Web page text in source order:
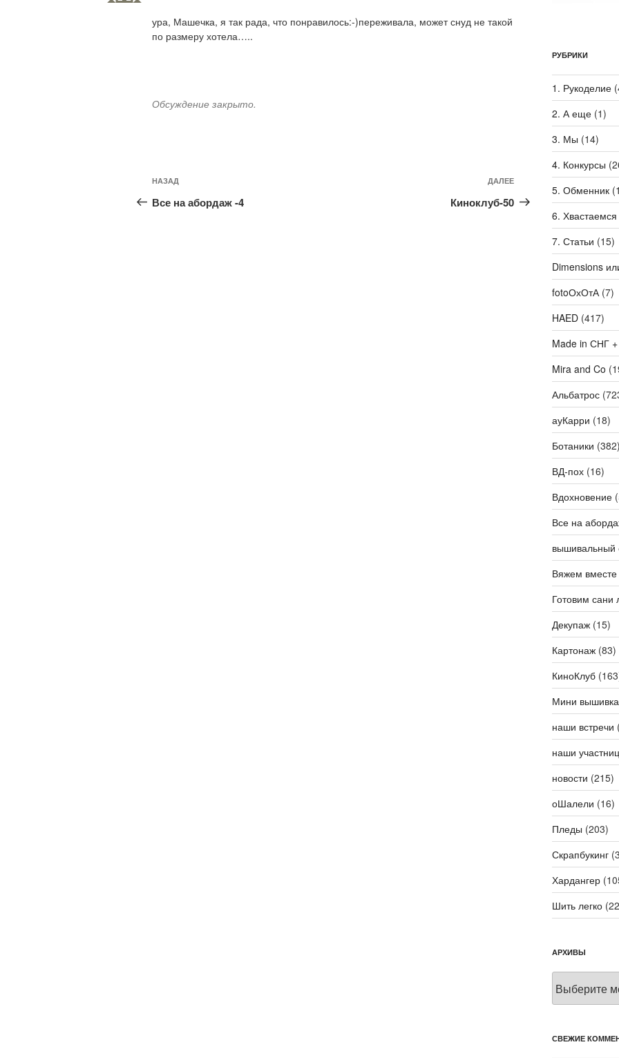
ура, Машечка, я так рада, что понравилось:-)переживала, может снуд не такой
по размеру хотела…..
Обсуждение закрыто.
Навигация
по
Предыдущая
запись:
НАЗАД
Все на абордаж -4
Следующая
запись
ДАЛЕЕ
Киноклуб-50
РУБРИКИ
1. Рукоделие
2. А еще(1)
3. Мы (14)
4. Конкурсы
5. Обменник
6. Хвастаемся
7. Статьи (15)
Dimensions
fotoОхОтА(7)
HAED(417)
Made in СНГ
Mira and Co
Альбатрос
ауКарри (18)
Ботаники
ВД-пох(16)
Вдохновение
Все на
вышивальный
Вяжем вместе
Готовим сани
Декупаж(15)
Картонаж(83)
КиноКлуб
Мини вышивка
наши встречи
наши
новости (215)
оШалели (16)
Пледы (203)
Скрапбукинг
Хардангер
Шить легко
АРХИВЫ
СВЕЖИЕ